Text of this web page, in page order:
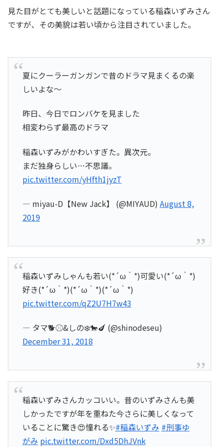
見た目がとても美しいと話題になっている稲森いずみさん
ですが、その美貌は若い頃から注目されていました。
夏にクーラーガンガンで昔のドラマ見まくるの楽
しいよな〜
昨日、今日でロンバケを見ました
相変わらず最高のドラマ
稲森いずみがかわいすぎた。異次元。
まだ独身らしい…不思議。
pic.twitter.com/yHfth1jyzT
— miyau-D【New Jack】 (@MIYAUD) August 8,
2019
稲森いずみしゃんも若い(*´ω｀*)可愛い(*´ω｀*)
好き(*´ω｀*)(*´ω｀*)(*´ω｀*)
pic.twitter.com/qZ2U7H7w43
— タマ🐕️⚾️&しの❄️🐎🍆 (@shinodeseu)
December 31, 2018
稲森いずみさんカッコいい。昔のいずみさんも美
しかったですが年を重ねた今さらに美しくなって
いることに驚き😍憧れる✨#稲森いずみ #刑事ゆ
がみ pic.twitter.com/Dxd5DhJVnk